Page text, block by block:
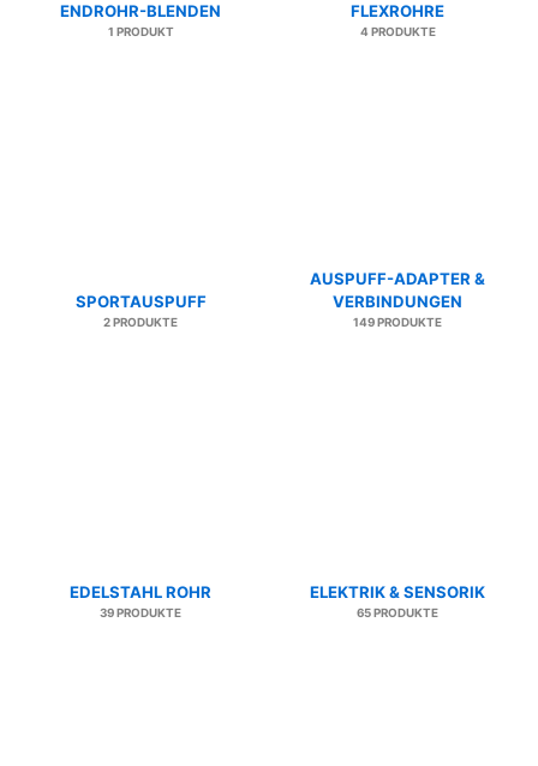
ENDROHR-BLENDEN
1 PRODUKT
FLEXROHRE
4 PRODUKTE
SPORTAUSPUFF
2 PRODUKTE
AUSPUFF-ADAPTER &
VERBINDUNGEN
149 PRODUKTE
EDELSTAHL ROHR
39 PRODUKTE
ELEKTRIK & SENSORIK
65 PRODUKTE